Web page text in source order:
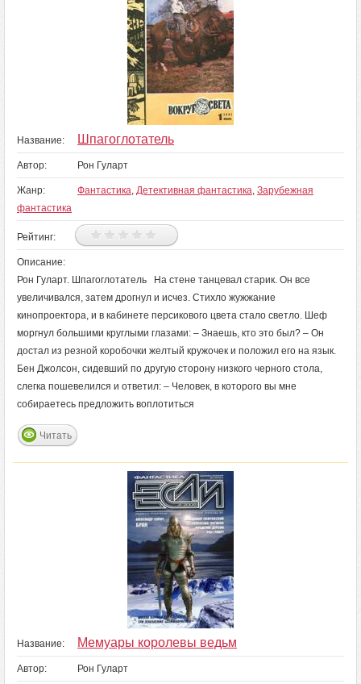
Название: Шпагоглотатель
Автор: Рон Гуларт
Жанр: Фантастика, Детективная фантастика, Зарубежная
фантастика
Рейтинг:
Описание:
Рон Гуларт. Шпагоглотатель На стене танцевал старик. Он все
увеличивался, затем дрогнул и исчез. Стихло жужжание
кинопроектора, и в кабинете персикового цвета стало светло. Шеф
моргнул большими круглыми глазами: – Знаешь, кто это был? – Он
достал из резной коробочки желтый кружочек и положил его на язык.
Бен Джолсон, сидевший по другую сторону низкого черного стола,
слегка пошевелился и ответил: – Человек, в которого вы мне
собираетесь предложить воплотиться
Читать
Название: Мемуары королевы ведьм
Автор: Рон Гуларт